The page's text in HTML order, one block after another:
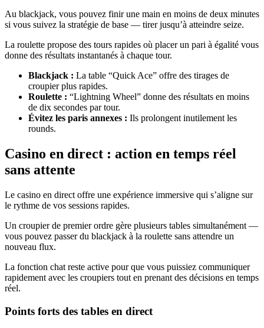
Au blackjack, vous pouvez finir une main en moins de deux minutes
si vous suivez la stratégie de base — tirer jusqu’à atteindre seize.
La roulette propose des tours rapides où placer un pari à égalité vous
donne des résultats instantanés à chaque tour.
Blackjack : La table “Quick Ace” offre des tirages de
croupier plus rapides.
Roulette : “Lightning Wheel” donne des résultats en moins
de dix secondes par tour.
Évitez les paris annexes : Ils prolongent inutilement les
rounds.
Casino en direct : action en temps réel
sans attente
Le casino en direct offre une expérience immersive qui s’aligne sur
le rythme de vos sessions rapides.
Un croupier de premier ordre gère plusieurs tables simultanément —
vous pouvez passer du blackjack à la roulette sans attendre un
nouveau flux.
La fonction chat reste active pour que vous puissiez communiquer
rapidement avec les croupiers tout en prenant des décisions en temps
réel.
Points forts des tables en direct